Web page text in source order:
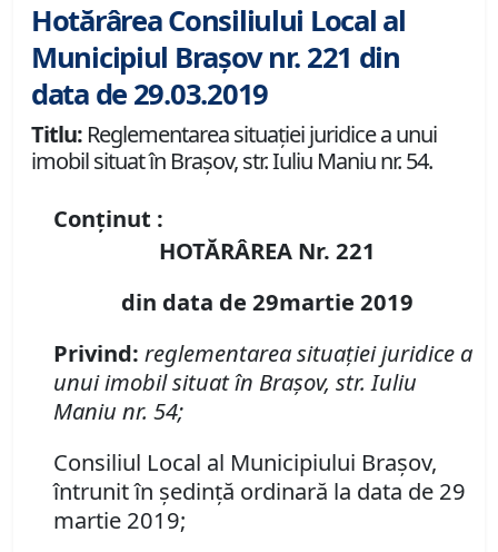
Hotărârea Consiliului Local al
Municipiul Brașov nr. 221 din
data de 29.03.2019
Titlu: Reglementarea situaţiei juridice a unui
imobil situat în Braşov, str. Iuliu Maniu nr. 54.
Conținut :
HOTĂRÂREA Nr. 221
din data de 29martie 2019
Privind: reglementarea situaţiei juridice a
unui imobil situat în Braşov, str. Iuliu
Maniu nr. 54;
Consiliul Local al Municipiului Braşov,
întrunit în şedinţă ordinară la data de 29
martie 2019;